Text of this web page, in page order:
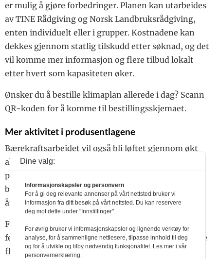
er mulig å gjøre forbedringer. Planen kan utarbeides
av TINE Rådgiving og Norsk Landbruksrådgiving,
enten individuelt eller i grupper. Kostnadene kan
dekkes gjennom statlig tilskudd etter søknad, og det
vil komme mer informasjon og flere tilbud lokalt
etter hvert som kapasiteten øker.
Ønsker du å bestille klimaplan allerede i dag? Scann
QR-koden for å komme til bestillingsskjemaet.
Mer aktivitet i produsentlagene
Bærekraftsarbeidet vil også bli løftet gjennom økt
aktivitet i produsentlagene. – Vårt ønske er at alle
produsentlag bidrar aktivt til
bærekraftsprioriteringene med aktiviteter gjennom
året, sier organisasjonssjef Bjørn Halvor Åsland.
Flere lag har allerede vist vei gjennom samarbeid og
felles fagmøter. God agronomi er bærekraftig og i de
fleste tilfeller også lønnsomt. Det er nettopp dette
Dine valg:
Informasjonskapsler og personvern
For å gi deg relevante annonser på vårt nettsted bruker vi
informasjon fra ditt besøk på vårt nettsted. Du kan reservere
deg mot dette under "Innstillinger".
For øvrig bruker vi informasjonskapsler og lignende verktøy for
analyse, for å sammenligne nettlesere, tilpasse innhold til deg
og for å utvikle og tilby nødvendig funksjonalitet. Les mer i vår
personvernerklæring.